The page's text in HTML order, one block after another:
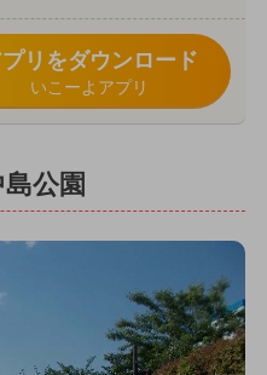
リをダウンロード
いこーよアプリ
公園